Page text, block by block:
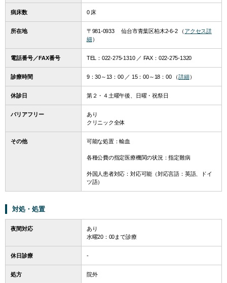
病床数 0 床
所在地 〒981-0933 仙台市青葉区柏木2-6-2 （アクセス詳
細）
電話番号／FAX番号 TEL： 022-275-1310／ FAX：022-275-1320
診療時間 9：30～13：00 ／ 15：00～18：00 （詳細）
休診日 第２・４土曜午後、日曜・祝祭日
バリアフリー
あり
クリニック全体
その他 可能な処置：輸血
各種公費の指定医療機関の状況：指定難病
外国人患者対応：対応可能（対応言語：英語、ドイ
ツ語）
対処・処置
夜間対応
あり
水曜20：00まで診療
休日診療 -
処方 院外